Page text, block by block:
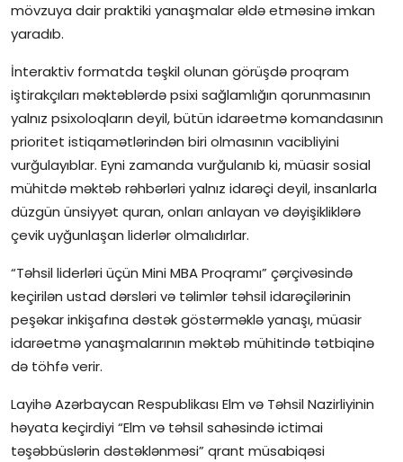
mövzuya dair praktiki yanaşmalar əldə etməsinə imkan
yaradıb.
İnteraktiv formatda təşkil olunan görüşdə proqram
iştirakçıları məktəblərdə psixi sağlamlığın qorunmasının
yalnız psixoloqların deyil, bütün idarəetmə komandasının
prioritet istiqamətlərindən biri olmasının vacibliyini
vurğulayıblar. Eyni zamanda vurğulanıb ki, müasir sosial
mühitdə məktəb rəhbərləri yalnız idarəçi deyil, insanlarla
düzgün ünsiyyət quran, onları anlayan və dəyişikliklərə
çevik uyğunlaşan liderlər olmalıdırlar.
“Təhsil liderləri üçün Mini MBA Proqramı” çərçivəsində
keçirilən ustad dərsləri və təlimlər təhsil idarəçilərinin
peşəkar inkişafına dəstək göstərməklə yanaşı, müasir
idarəetmə yanaşmalarının məktəb mühitində tətbiqinə
də töhfə verir.
Layihə Azərbaycan Respublikası Elm və Təhsil Nazirliyinin
həyata keçirdiyi “Elm və təhsil sahəsində ictimai
təşəbbüslərin dəstəklənməsi” qrant müsabiqəsi